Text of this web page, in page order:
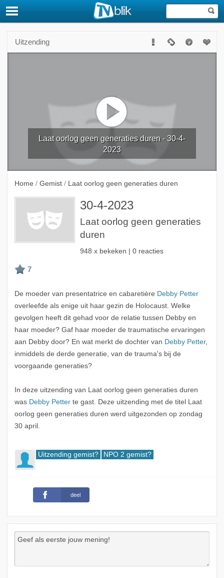
Uitzending
Laat oorlog geen generaties duren - 30-4-
2023
Home / Gemist / Laat oorlog geen generaties duren
30-4-2023
Laat oorlog geen generaties
duren
948 x bekeken | 0 reacties
De moeder van presentatrice en cabaretière Debby Petter
overleefde als enige uit haar gezin de Holocaust. Welke
gevolgen heeft dit gehad voor de relatie tussen Debby en
haar moeder? Gaf haar moeder de traumatische ervaringen
aan Debby door? En wat merkt de dochter van Debby Petter,
inmiddels de derde generatie, van de trauma's bij de
voorgaande generaties?
In deze uitzending van Laat oorlog geen generaties duren
was Debby Petterte gast. Deze uitzending met de titel Laat
oorlog geen generaties duren werd uitgezonden op zondag
30 april.
Uitzending gemist? NPO 2 gemist?
deel